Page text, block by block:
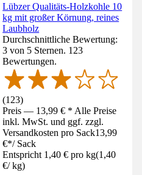
Lübzer Qualitäts-Holzkohle 10
kg mit großer Körnung, reines
Laubholz
Durchschnittliche Bewertung:
3 von 5 Sternen. 123
Bewertungen.
(123)
Preis — 13,99 € * Alle Preise
inkl. MwSt. und ggf. zzgl.
Versandkosten pro Sack13,99
€*/ Sack
Entspricht 1,40 € pro kg(1,40
€/ kg)